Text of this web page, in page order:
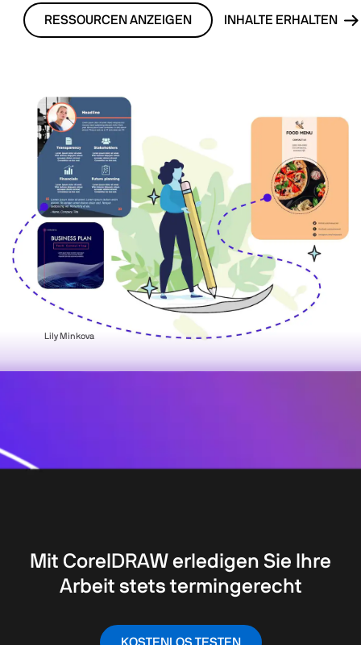
RESSOURCEN ANZEIGEN INHALTE ERHALTEN
Lily Minkova
Mit CorelDRAW erledigen Sie Ihre
Arbeit stets termingerecht